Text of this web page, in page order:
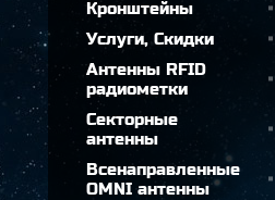
Кронштейны
Услуги, Cкидки
Антенны RFID
радиометки
Секторные
антенны
Всенаправленные
OMNI антенны